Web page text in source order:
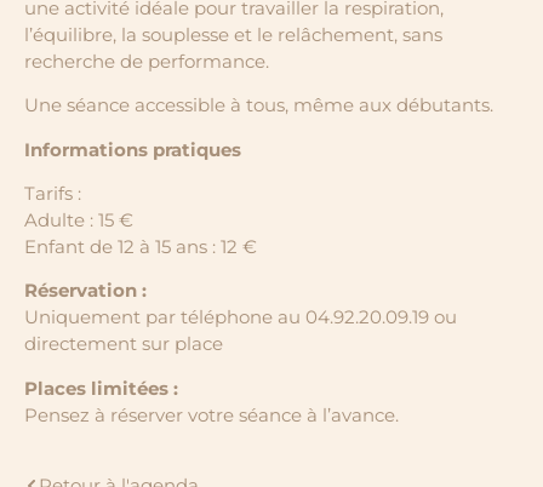
une activité idéale pour travailler la respiration,
l’équilibre, la souplesse et le relâchement, sans
recherche de performance.
Une séance accessible à tous, même aux débutants.
Informations pratiques
Tarifs :
Adulte : 15 €
Enfant de 12 à 15 ans : 12 €
Réservation :
Uniquement par téléphone au 04.92.20.09.19 ou
directement sur place
Places limitées :
Pensez à réserver votre séance à l’avance.